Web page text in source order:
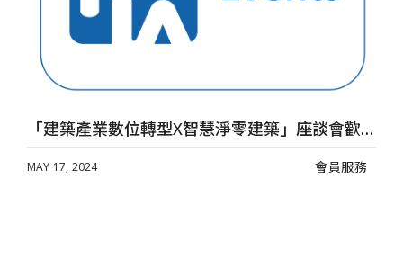
「建築產業數位轉型X智慧淨零建築」座談會歡迎踴躍參加
MAY 17, 2024 會員服務